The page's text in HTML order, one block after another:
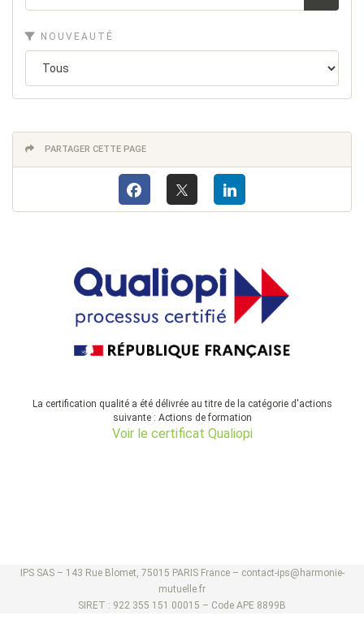
NOUVEAUTÉ
PARTAGER CETTE PAGE
La certification qualité a été délivrée au titre de la catégorie d'actions
suivante : Actions de formation
Voir le certificat Qualiopi
IPS SAS – 143 Rue Blomet, 75015 PARIS France – contact-ips@harmonie-
mutuelle.fr
SIRET : 922 355 151 00015 – Code APE 8899B